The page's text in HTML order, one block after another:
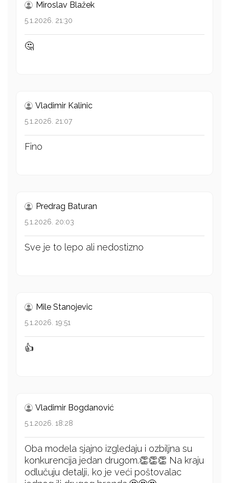
Miroslav Blažek
5.1.2026. 21:30
🤔
Vladimir Kalinic
5.1.2026. 21:07
Fino
Predrag Baturan
5.1.2026. 20:03
Sve je to lepo ali nedostizno
Mile Stanojevic
5.1.2026. 19:51
👍
Vladimir Bogdanović
5.1.2026. 18:28
Oba modela sjajno izgledaju i ozbiljna su
konkurencija jedan drugom.👏👏👏 Na kraju
odlučuju detalji, ko je veći poštovalac